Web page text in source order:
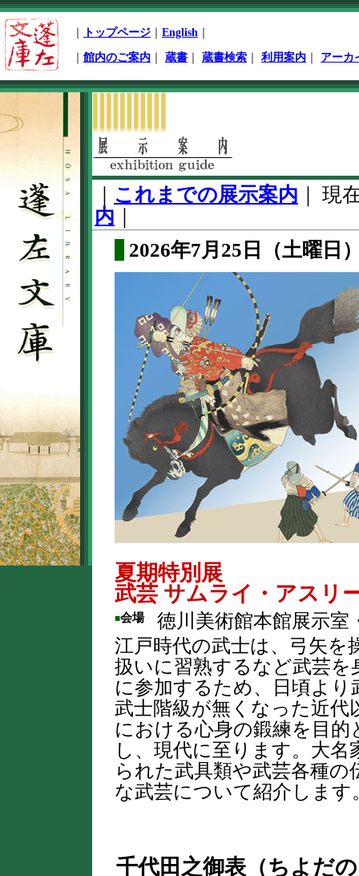
ペ
ー
ジ
先
頭
トップページ English
館内のご案内 蔵書 蔵書検索 利用案内 アーカ
開
始
これまでの展示案内
現
内
2026年7月25日（土曜日
夏期特別展
武芸 サムライ・アスリ
■会場
徳川美術館本館展示室
江戸時代の武士は、弓矢を
扱いに習熟するなど武芸
に参加するため、日頃よ
武士階級が無くなった近代
における心身の鍛練を目
し、現代に至ります。大
られた武具類や武芸各種
な武芸について紹介します
千代田之御表（ちよだ